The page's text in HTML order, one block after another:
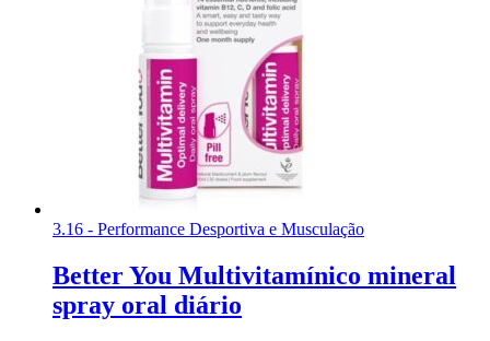
3.16 - Performance Desportiva e Musculação
Better You Multivitamínico mineral
spray oral diário